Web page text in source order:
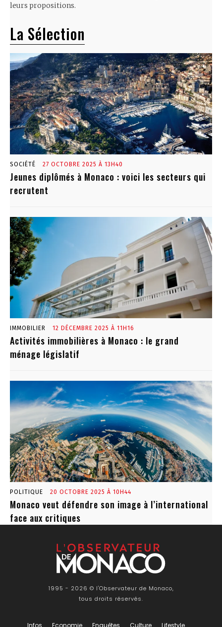
leurs propositions.
La Sélection
SOCIÉTÉ 27 OCTOBRE 2025 À 13H40
Jeunes diplômés à Monaco : voici les secteurs qui
recrutent
IMMOBILIER 12 DÉCEMBRE 2025 À 11H16
Activités immobilières à Monaco : le grand
ménage législatif
POLITIQUE 20 OCTOBRE 2025 À 10H44
Monaco veut défendre son image à l’international
face aux critiques
1995 - 2026 © l'Observateur de Monaco,
tous droits réservés.